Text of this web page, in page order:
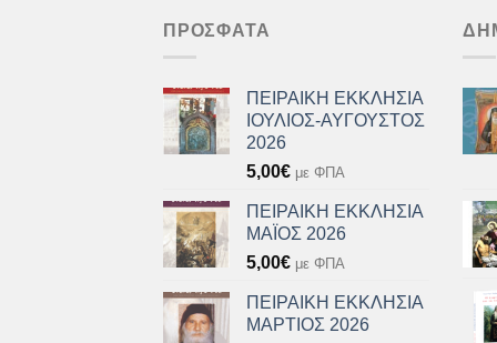
ΠΡΌΣΦΑΤΑ
ΠΕΙΡΑΙΚΗ ΕΚΚΛΗΣΙΑ
ΙΟΥΛΙΟΣ-ΑΥΓΟΥΣΤΟΣ
2026
5,00€ με ΦΠΑ
ΠΕΙΡΑΙΚΗ ΕΚΚΛΗΣΙΑ
ΜΑΪΟΣ 2026
5,00€ με ΦΠΑ
ΠΕΙΡΑΙΚΗ ΕΚΚΛΗΣΙΑ
ΜΑΡΤΙΟΣ 2026